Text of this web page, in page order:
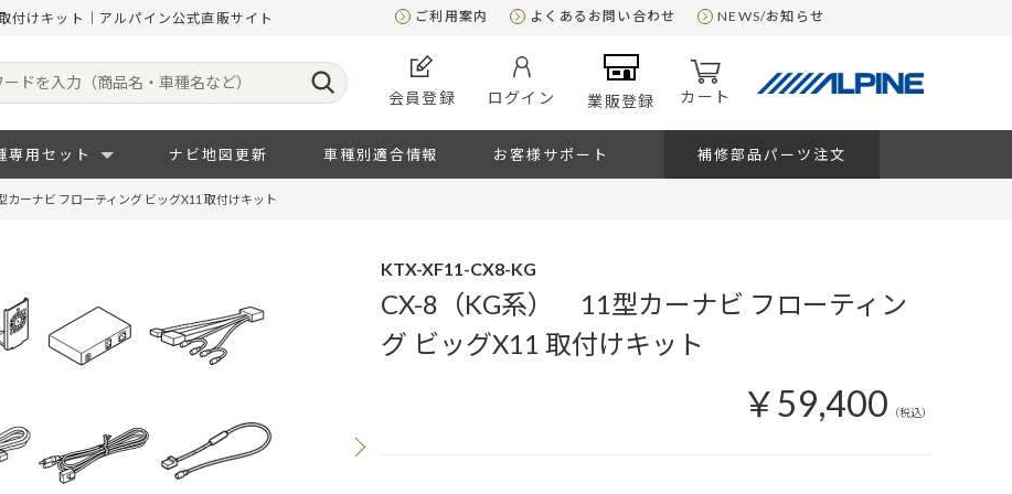
けキット｜アルパイン公式直販サイト ご利用案内 よくあるお問い合わせ NEWS/お知らせ
会員登録 ログイン 業販登録 カート
専用セット ナビ地図更新 車種別適合情報 お客様サポート 補修部品パーツ注文
ーナビ フローティング ビッグX11 取付けキット
KTX-XF11-CX8-KG
CX-8（KG系） 11型カーナビ フローティン
グ ビッグX11 取付けキット
￥59,400 （税込）